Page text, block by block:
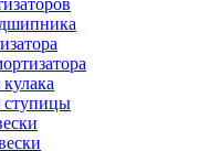
ступицы